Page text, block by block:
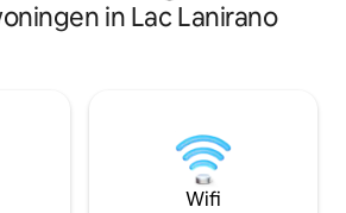
met het geluid
een eigen
en cafés... De
en Ankuba liggen
18 m2 met uitzicht op het meer en de
goed gelegen
in Lac Lanirano
Wifi